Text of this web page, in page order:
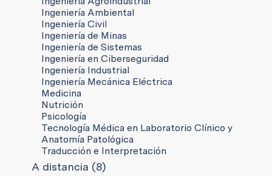
Ingeniería Ambiental
Ingeniería Civil
Ingeniería de Minas
Ingeniería de Sistemas
Ingeniería en Ciberseguridad
Ingeniería Industrial
Ingeniería Mecánica Eléctrica
Medicina
Nutrición
Psicología
Tecnología Médica en Laboratorio Clínico y
Anatomía Patológica
Traducción e Interpretación
A distancia (8)